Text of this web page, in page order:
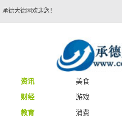
承德大德网欢迎您！
资讯 美食
财经
游戏
教育
消费